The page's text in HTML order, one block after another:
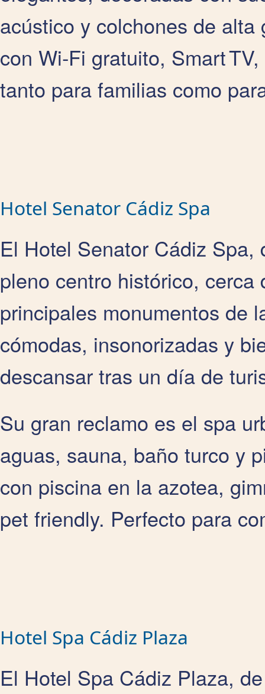
acústico y colchones de
con Wi‑Fi gratuito, Smart
tanto para familias como
Hotel Senator Cádiz Spa
El Hotel Senator Cádiz
pleno centro histórico,
principales monumentos de
cómodas, insonorizadas y
descansar tras un día de
Su gran reclamo es el spa
aguas, sauna, baño turco y
con piscina en la azotea,
pet friendly. Perfecto para
Hotel Spa Cádiz Plaza
El Hotel Spa Cádiz Plaza,